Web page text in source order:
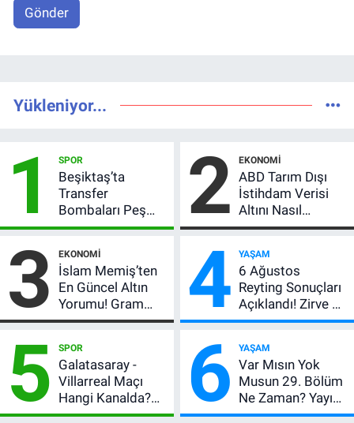
Gönder
Yükleniyor...
1 SPOR
Beşiktaş’ta
Transfer
Bombaları Peş
Peşe! Adalı
Açıkladı, 5 Yıldız
Daha Listede
2 EKONOMI
ABD Tarım Dışı
İstihdam Verisi
Altını Nasıl
Etkiler? Çok Basit
3 EKONOMI
İslam Memiş’ten
En Güncel Altın
Yorumu! Gram
Altın İçin 6.350 TL
Beklentisi
Değişmedi
4 YAŞAM
6 Ağustos
Reyting Sonuçları
Açıklandı! Zirve El
Değiştirdi:
MasterChef'i
Geride Bıraktı
5 SPOR
Galatasaray -
Villarreal Maçı
Hangi Kanalda?
Hazırlık Maçı Ne
6 YAŞAM
Var Mısın Yok
Musun 29. Bölüm
Ne Zaman? Yayın
Günü Değişti, Yeni